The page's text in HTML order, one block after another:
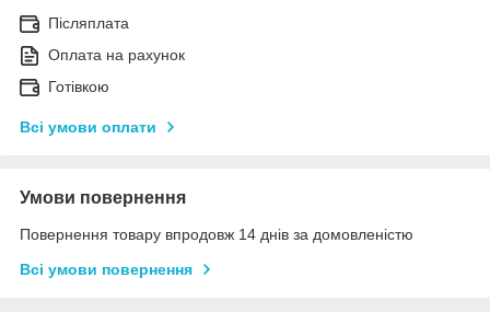
Післяплата
Оплата на рахунок
Готівкою
Всі умови оплати
Умови повернення
Повернення товару впродовж 14 днів за домовленістю
Всі умови повернення